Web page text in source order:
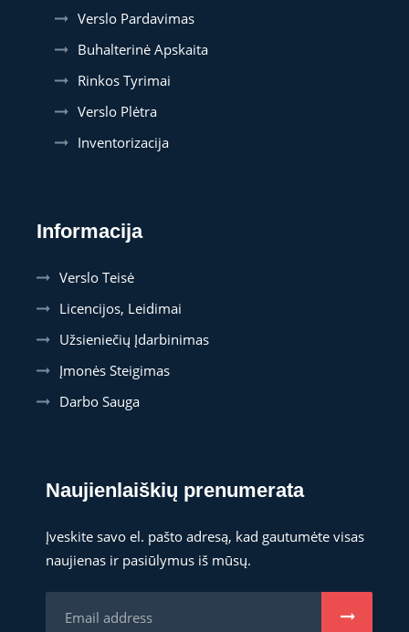
Verslo Pardavimas
Buhalterinė Apskaita
Rinkos Tyrimai
Verslo Plėtra
Inventorizacija
Informacija
Verslo Teisė
Licencijos, Leidimai
Užsieniečių Įdarbinimas
Įmonės Steigimas
Darbo Sauga
Naujienlaiškių prenumerata
Įveskite savo el. pašto adresą, kad gautumėte visas
naujienas ir pasiūlymus iš mūsų.